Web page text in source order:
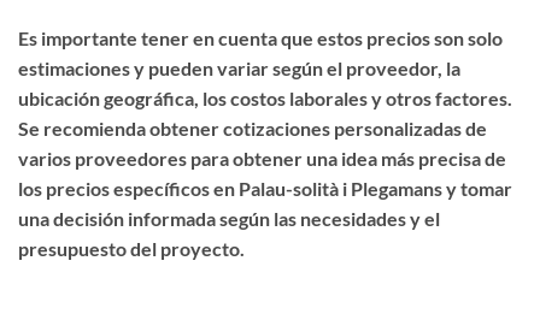
Es importante tener en cuenta que estos precios son solo
estimaciones y pueden variar según el proveedor, la
ubicación geográfica, los costos laborales y otros factores.
Se recomienda obtener cotizaciones personalizadas de
varios proveedores para obtener una idea más precisa de
los precios específicos en Palau-solità i Plegamans y tomar
una decisión informada según las necesidades y el
presupuesto del proyecto.